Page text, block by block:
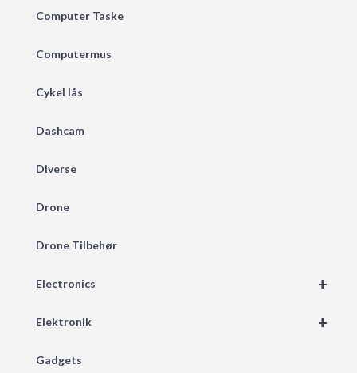
Computer Taske
Computermus
Cykel lås
Dashcam
Diverse
Drone
Drone Tilbehør
+
Electronics
+
Elektronik
Gadgets